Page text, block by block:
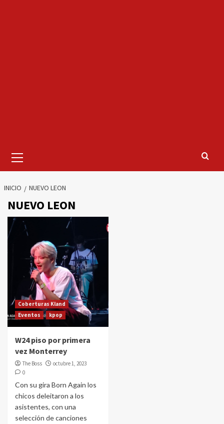
primario
INICIO NUEVO LEON
NUEVO LEON
Coberturas Kland
Eventos
kpop
W24 piso por primera
vez Monterrey
The Boss
octubre 1, 2023
0
Con su gira Born Again los
chicos deleitaron a los
asistentes, con una
selección de canciones